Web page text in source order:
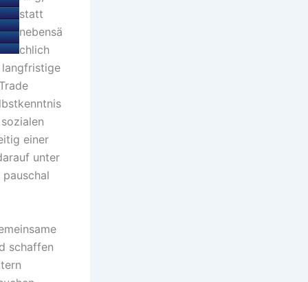
statt
nebensä
chlich
langfristige
einer
unter
schaffen